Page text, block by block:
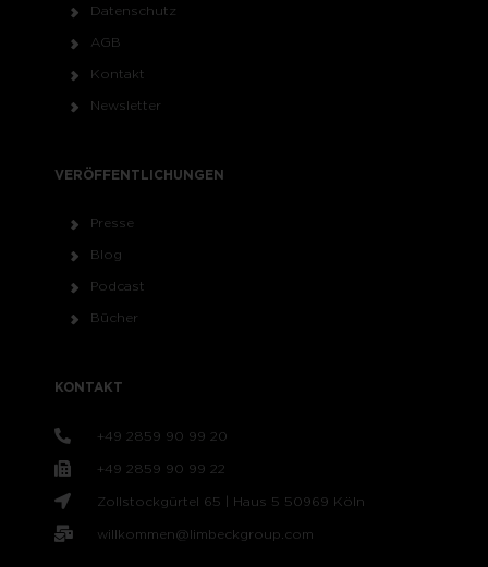
Datenschutz
AGB
Kontakt
Newsletter
VERÖFFENTLICHUNGEN
Presse
Blog
Podcast
Bücher
KONTAKT
+49 2859 90 99 20
+49 2859 90 99 22
Zollstockgürtel 65 | Haus 5 50969 Köln
willkommen@limbeckgroup.com